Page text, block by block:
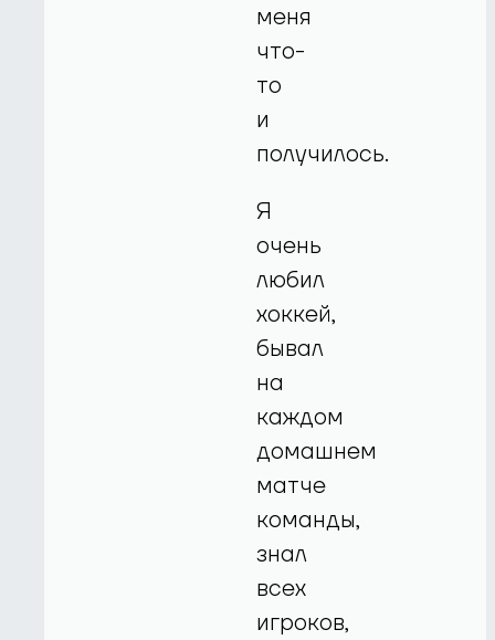
меня
что-
то
и
получилось.
Я
очень
любил
хоккей,
бывал
на
каждом
домашнем
матче
команды,
знал
всех
игроков,